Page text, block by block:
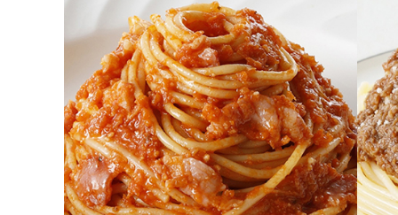
鍋
産地検索
健康/美容